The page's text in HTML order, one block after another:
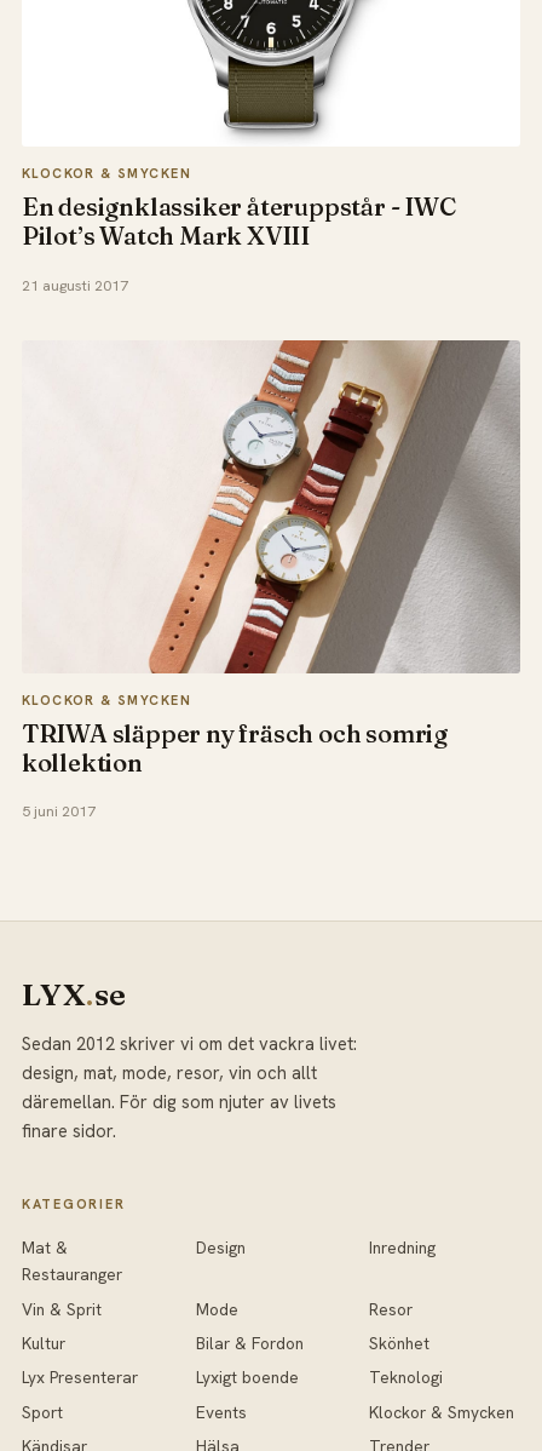
KLOCKOR & SMYCKEN
En designklassiker återuppstår - IWC
Pilot’s Watch Mark XVIII
21 augusti 2017
KLOCKOR & SMYCKEN
TRIWA släpper ny fräsch och somrig
kollektion
5 juni 2017
LYX.se
Sedan 2012 skriver vi om det vackra livet:
design, mat, mode, resor, vin och allt
däremellan. För dig som njuter av livets
finare sidor.
KATEGORIER
Mat &
Restauranger
Design Inredning
Vin & Sprit Mode
Resor
Kultur
Bilar & Fordon
Skönhet
Lyx Presenterar
Lyxigt boende
Teknologi
Sport
Events
Klockor & Smycken
Kändisar
Hälsa Trender